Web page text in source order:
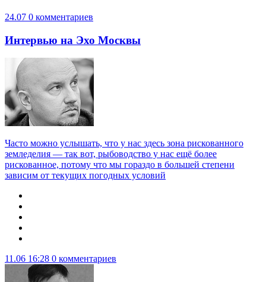
24.07 0 комментариев
Интервью на Эхо Москвы
Часто можно услышать, что у нас здесь зона рискованного
земледелия — так вот, рыбоводство у нас ещё более
рискованное, потому что мы гораздо в большей степени
зависим от текущих погодных условий
11.06 16:28 0 комментариев